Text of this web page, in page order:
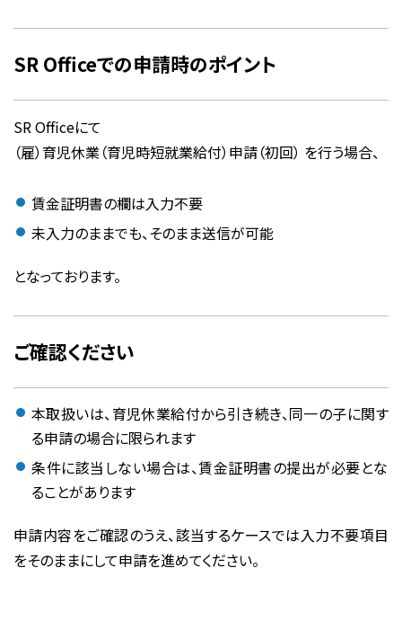
SR Officeでの申請時のポイント
SR Officeにて
（雇）育児休業（育児時短就業給付）申請（初回） を行う場合、
賃金証明書の欄は入力不要
未入力のままでも、そのまま送信が可能
となっております。
ご確認ください
本取扱いは、育児休業給付から引き続き、同一の子に関す
る申請の場合に限られます
条件に該当しない場合は、賃金証明書の提出が必要とな
ることがあります
申請内容をご確認のうえ、該当するケースでは入力不要項目
をそのままにして申請を進めてください。